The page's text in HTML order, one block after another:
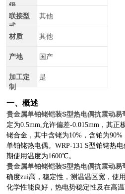
级
联接型
式
其他
材质 其他
产地 国产
加工定
制
是
一、概述
贵金属单铂铑铠装S型热电偶抗震动易
定为0.5mm,允许偏差-0.015mm，其正
铑合金，其中含铑为10%，含铂为
单铂铑热电偶。WRP-131 S型铂铑热
期使用温度为1600℃。
贵金属单铂铑铠装S型热电偶抗震动易
确度zui高，稳定性，测温温区宽，使
化学性能良好，热电势稳定性及在高